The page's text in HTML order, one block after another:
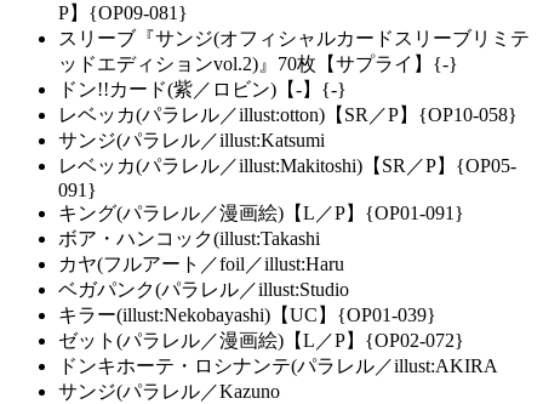
P】{OP09-081}
スリーブ『サンジ(オフィシャルカードスリーブリミテ
ッドエディションvol.2)』70枚【サプライ】{-}
ドン!!カード(紫／ロビン)【-】{-}
レベッカ(パラレル／illust:otton)【SR／P】{OP10-058}
サンジ(パラレル／illust:Katsumi
レベッカ(パラレル／illust:Makitoshi)【SR／P】{OP05-
091}
キング(パラレル／漫画絵)【L／P】{OP01-091}
ボア・ハンコック(illust:Takashi
カヤ(フルアート／foil／illust:Haru
ベガパンク(パラレル／illust:Studio
キラー(illust:Nekobayashi)【UC】{OP01-039}
ゼット(パラレル／漫画絵)【L／P】{OP02-072}
ドンキホーテ・ロシナンテ(パラレル／illust:AKIRA
サンジ(パラレル／Kazuno